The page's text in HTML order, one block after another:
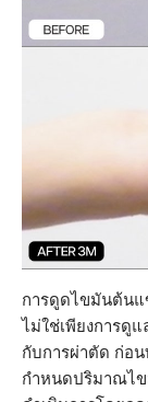
การดูดไขมันต้นแ
ไม่ใช่เพียงการดู
กับการผ่าตัด ก่อน
กำหนดปริมาณไข